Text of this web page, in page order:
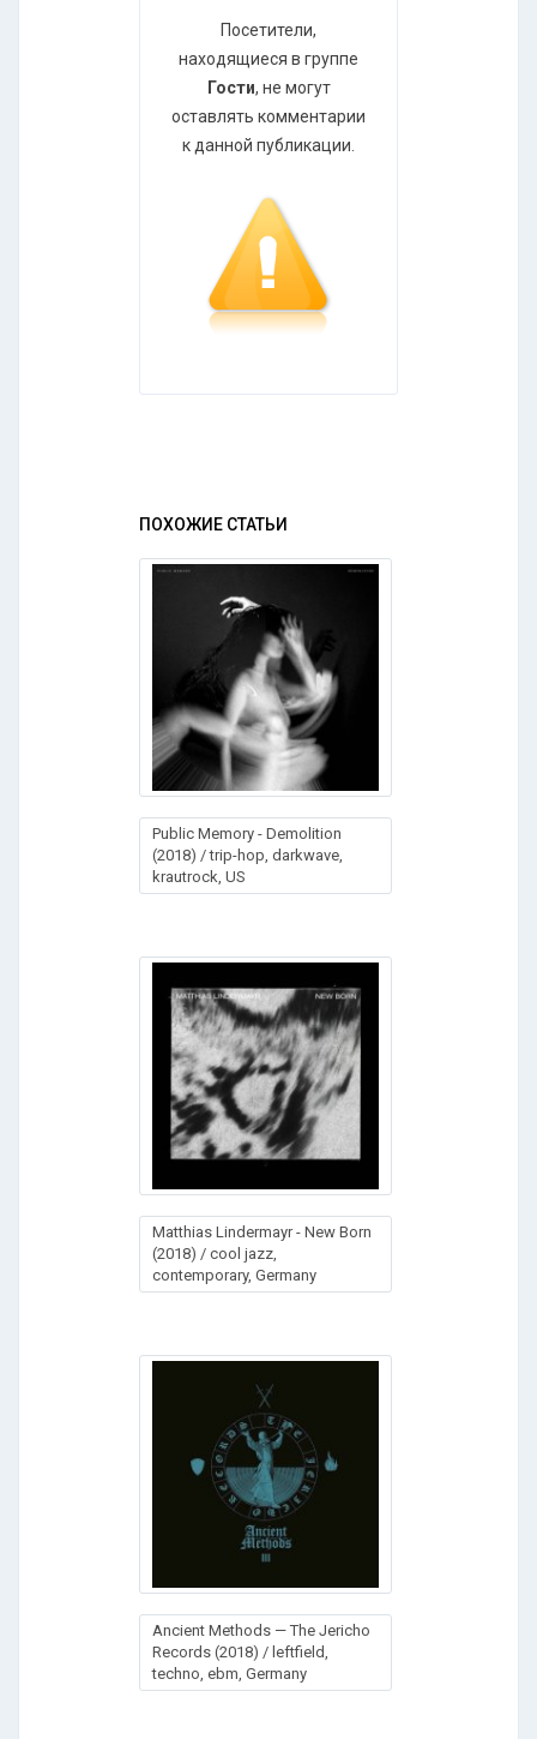
Посетители,
находящиеся в группе
Гости, не могут
оставлять комментарии
к данной публикации.
ПОХОЖИЕ СТАТЬИ
Public Memory - Demolition
(2018) / trip-hop, darkwave,
krautrock, US
Matthias Lindermayr - New Born
(2018) / cool jazz,
contemporary, Germany
Аnсiеnt Меthоds — Тhе Jеriсhо
Rесоrds (2018) / leftfield,
techno, ebm, Germany